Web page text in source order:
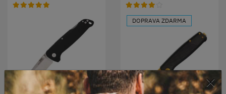
DOPRAVA ZDARMA
×